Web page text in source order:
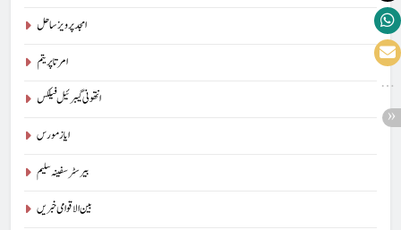
امجد پرویز ساحل
امرتا پریتم
انتھونی گیبرئیل فیلکس
ایاز مورس
بیرسٹرسفینہ سلیم
بین الاقوامی خبریں